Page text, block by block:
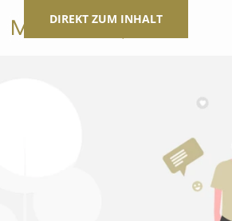
DIREKT ZUM INHALT